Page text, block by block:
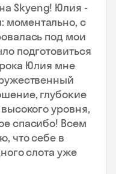
Skyeng! Юлия -
моментально, с
под мои
подготовиться
Юлия мне
глубокие
уровня,
спасибо! Всем
что себе в
слота уже